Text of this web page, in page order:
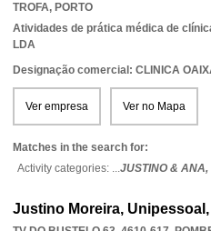
TROFA, PORTO
Atividades de prática médica de
LDA
Designação comercial: CLINICA
Ver empresa Ver no Mapa
Matches in the search for:
Activity categories: ...JUSTINO & ANA,
Justino Moreira,